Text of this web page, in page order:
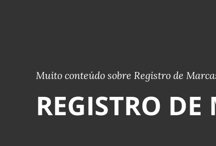
Muito conteúdo sobre Registro de
REGISTRO